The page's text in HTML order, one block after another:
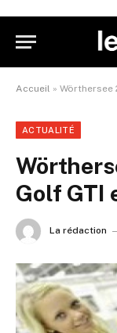
Accueil » Wörthersee
ACTUALITÉ
Golf GTI
La rédaction